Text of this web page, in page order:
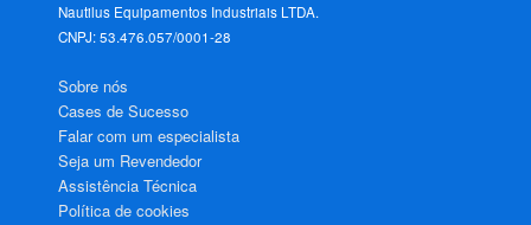
Nautilus Equipamentos Industriais LTDA.
CNPJ: 53.476.057/0001-28
Sobre nós
Cases de Sucesso
Falar com um especialista
Seja um Revendedor
Assistência Técnica
Política de cookies